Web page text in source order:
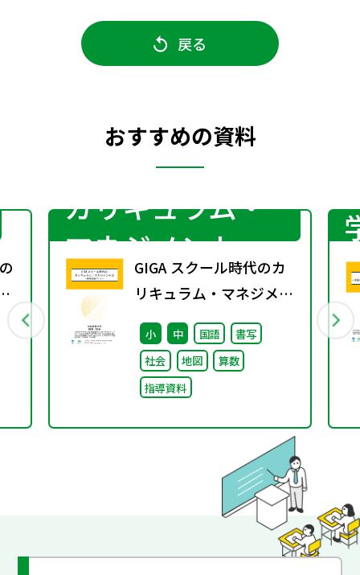
戻る
おすすめの資料
カリキュラム・
マネジメント
GIGA スクール時代のカ
リキュラム・マネジメン
ト③〜教育活動づくり～
小 中 国語
書写
社会
地図
算数
指導資料